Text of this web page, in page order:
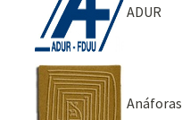
ADUR
Anáforas